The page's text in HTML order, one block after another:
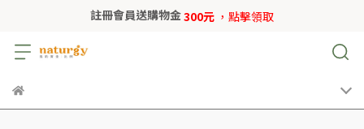
註冊會員送購物金300元 ，點擊領取